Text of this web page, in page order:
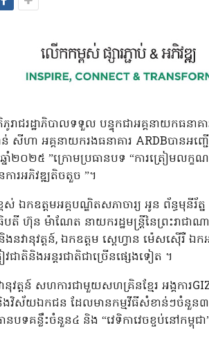
ជរដ្ឋាភិបាលទទួល បន្ទុកជាអគ្គនាយកធនា
សីហា អគ្គនាយករងធនាគារ ARDBបានអ
ាំ២០២៥ ”ក្រោមប្រធានបទ “ការត្រៀមលក្
ារអភិវឌ្ឍតិចតួច ”។
ឧត្តមអគ្គបណ្ឌិតសភាចារ្យ អូន ព័ន្ធមុនីរ័ត្ន ឧ
តី ហ៊ុន ម៉ាណែត នាយករដ្ឋមន្ត្រីនៃព្រះរាជាណ
ងនវានុវត្តន៍, ឯកឧត្តម ស្តេហ្វាន ម៉េសស៊ើរឺ ឯក
ជាតិនិងអន្តរជាតិជាច្រើនផ្សេងទៀត ។
វត្តន៍ សហការជាមួយសហគ្រិនខ្មែរ អង្គការ
វិស័យឯកជន ដែលមានកម្មវីធីសំខាន់ៗចំនួន៣
ន្លឹះចំនួន៤ និង “វេទិកាវេចខ្ចប់នៅកម្ពុជា